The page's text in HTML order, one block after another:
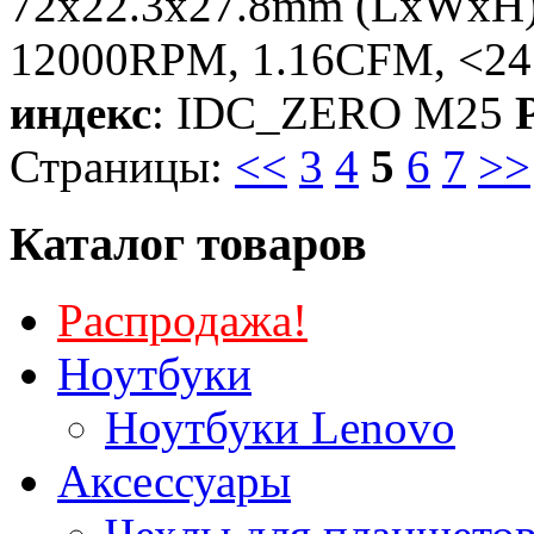
12000RPM, 1.16CFM,
индекс: IDC_ZERO M25
Страницы: << 3 4 5 6 7 >>
Каталог товаров
Распродажа!
Ноутбуки
Ноутбуки Lenovo
Аксессуары